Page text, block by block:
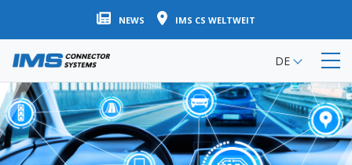
zum
NEWS IMS CS WELTWEIT
DE